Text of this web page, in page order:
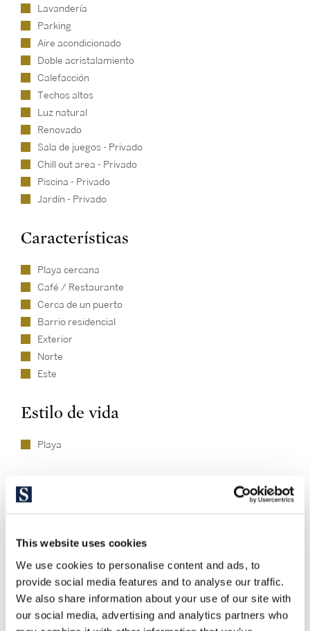
This website uses cookies
We use cookies to personalise content and ads, to
provide social media features and to analyse our traffic.
We also share information about your use of our site with
our social media, advertising and analytics partners who
Lavandería
Parking
Aire acondicionado
Doble acristalamiento
Calefacción
Techos altos
Luz natural
Renovado
Sala de juegos - Privado
Chill out area - Privado
Piscina - Privado
Jardín - Privado
Características
Playa cercana
Café / Restaurante
Cerca de un puerto
Barrio residencial
Exterior
Norte
Este
Estilo de vida
Playa
Explore otras propiedades
similares